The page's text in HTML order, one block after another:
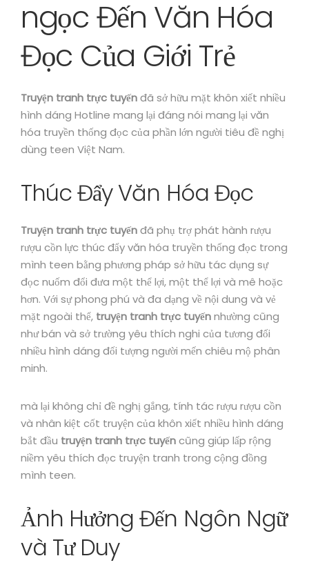
ngọc Đến Văn Hóa
Đọc Của Giới Trẻ
Truyện tranh trực tuyếnđã sở hữu mặt khôn xiết nhiều
hình dáng Hotline mang lại đáng nói mang lại văn
hóa truyền thống đọc của phần lớn người tiêu đề nghị
dùng teen Việt Nam.
Thúc Đẩy Văn Hóa Đọc
Truyện tranh trực tuyếnđã phụ trợ phát hành rượu
rượu cồn lực thúc đẩy văn hóa truyền thống đọc trong
mình teen bằng phương pháp sở hữu tác dụng sự
đọc nuốm đổi đưa một thể lợi, một thể lợi và mê hoặc
hơn. Với sự phong phú và đa dạng về nội dung và vẻ
mặt ngoài thể, truyện tranh trực tuyếnnhường cũng
như bán và sở trường yêu thích nghi của tương đối
nhiều hình dáng đối tượng người mến chiêu mộ phân
minh.
mà lại không chỉ đề nghị gắng, tính tác rượu rượu cồn
và nhân kiệt cốt truyện của khôn xiết nhiều hình dáng
bắt đầu truyện tranh trực tuyếncũng giúp lấp rộng
niềm yêu thích đọc truyện tranh trong cộng đồng
mình teen.
Ảnh Hưởng Đến Ngôn Ngữ
và Tư Duy